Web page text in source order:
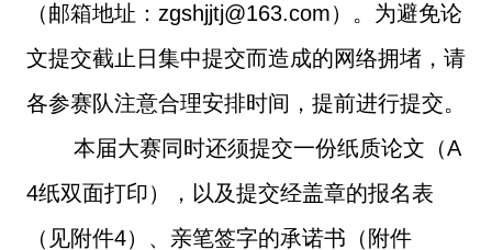
（邮箱地址： zgshjjtj@163.com）。为避免论
文提交截止日集中提交而造成的网络拥堵，请
各参赛队注意合理安排时间，提前进行提交。
本届大赛同时还须提交一份纸质论文（A
4纸双面打印），以及提交经盖章的报名表
（见附件4）、亲笔签字的承诺书（附件